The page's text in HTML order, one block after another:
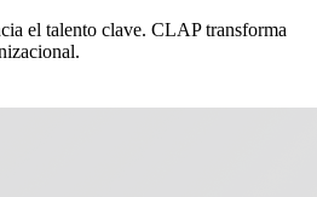
el talento clave. CLAP transforma